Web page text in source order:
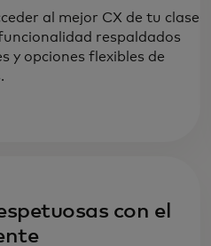
al mejor CX de tu clase
respaldados
y opciones flexibles de
con el